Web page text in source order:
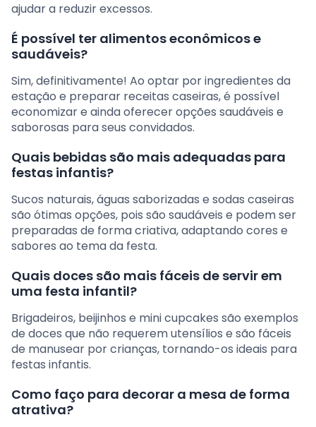
ajudar a reduzir excessos.
É possível ter alimentos econômicos e
saudáveis?
Sim, definitivamente! Ao optar por ingredientes da
estação e preparar receitas caseiras, é possível
economizar e ainda oferecer opções saudáveis e
saborosas para seus convidados.
Quais bebidas são mais adequadas para
festas infantis?
Sucos naturais, águas saborizadas e sodas caseiras
são ótimas opções, pois são saudáveis e podem ser
preparadas de forma criativa, adaptando cores e
sabores ao tema da festa.
Quais doces são mais fáceis de servir em
uma festa infantil?
Brigadeiros, beijinhos e mini cupcakes são exemplos
de doces que não requerem utensílios e são fáceis
de manusear por crianças, tornando-os ideais para
festas infantis.
Como faço para decorar a mesa de forma
atrativa?